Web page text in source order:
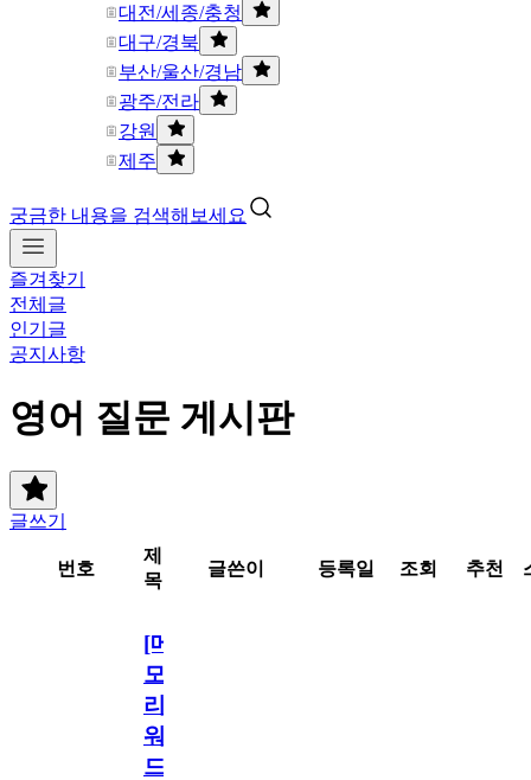
대전/세종/충청
대구/경북
부산/울산/경남
광주/전라
강원
제주
궁금한 내용을 검색해보세요
즐겨찾기
전체글
인기글
공지사항
영어 질문 게시판
글쓰기
번호
제
목
글쓴이 등록일 조회 추천
[메
모
리
워
드